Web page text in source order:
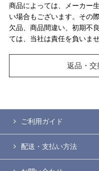
商品によっては、メーカー
い場合もございます。その
欠品、商品間違い、初期不
ては、当社は責任を負いませ
返品・交
ご利用ガイド
配送・支払い方法